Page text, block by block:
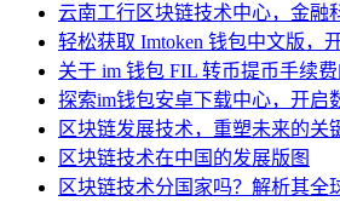
云南工行区块链技术中心，金融
轻松获取 Imtoken 钱包中文版，
关于 im 钱包 FIL 转币提币手续
探索im钱包安卓下载中心，开启
区块链发展技术，重塑未来的关
区块链技术在中国的发展版图
区块链技术分国家吗？解析其全